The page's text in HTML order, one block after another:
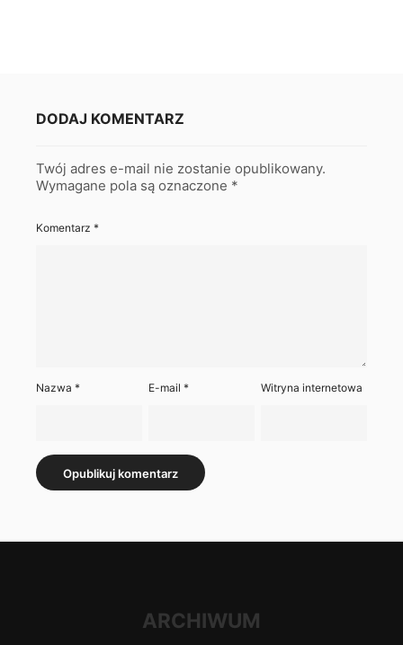
DODAJ KOMENTARZ
Twój adres e-mail nie zostanie opublikowany.
Wymagane pola są oznaczone *
Komentarz *
Nazwa * E-mail* Witryna internetowa
ARCHIWUM